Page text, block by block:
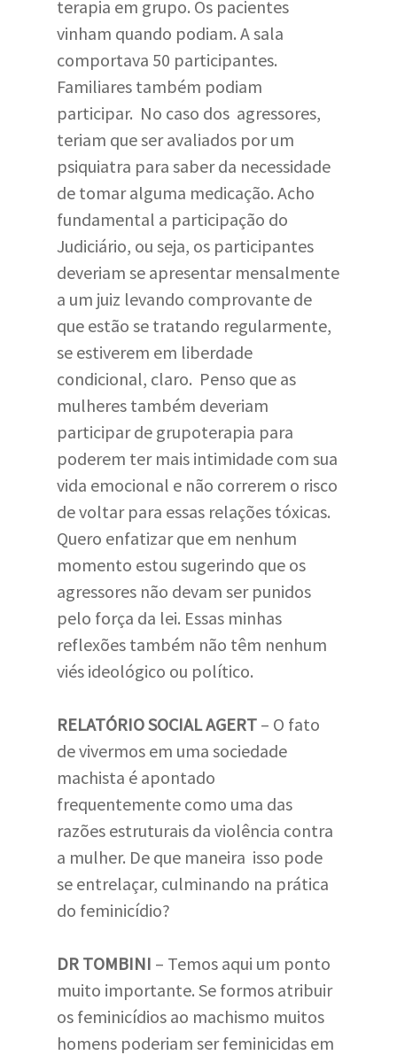
terapia em grupo. Os pacientes
vinham quando podiam. A sala
comportava 50 participantes.
Familiares também podiam
participar. No caso dos agressores,
teriam que ser avaliados por um
psiquiatra para saber da necessidade
de tomar alguma medicação. Acho
fundamental a participação do
Judiciário, ou seja, os participantes
deveriam se apresentar mensalmente
a um juiz levando comprovante de
que estão se tratando regularmente,
se estiverem em liberdade
condicional, claro. Penso que as
mulheres também deveriam
participar de grupoterapia para
poderem ter mais intimidade com sua
vida emocional e não correrem o risco
de voltar para essas relações tóxicas.
Quero enfatizar que em nenhum
momento estou sugerindo que os
agressores não devam ser punidos
pelo força da lei. Essas minhas
reflexões também não têm nenhum
viés ideológico ou político.
RELATÓRIO SOCIAL AGERT – O fato
de vivermos em uma sociedade
machista é apontado
frequentemente como uma das
razões estruturais da violência contra
a mulher. De que maneira isso pode
se entrelaçar, culminando na prática
do feminicídio?
DR TOMBINI – Temos aqui um ponto
muito importante. Se formos atribuir
os feminicídios ao machismo muitos
homens poderiam ser feminicidas em